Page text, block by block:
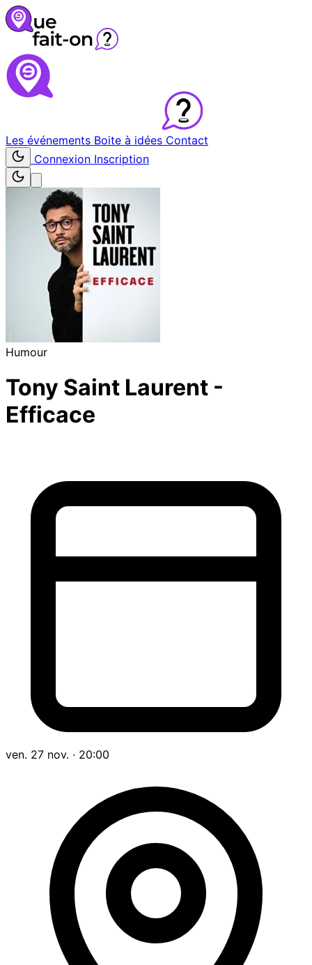
Les événements Boite à idées Contact
Connexion Inscription
Humour
Tony Saint Laurent -
Efficace
ven. 27 nov. · 20:00